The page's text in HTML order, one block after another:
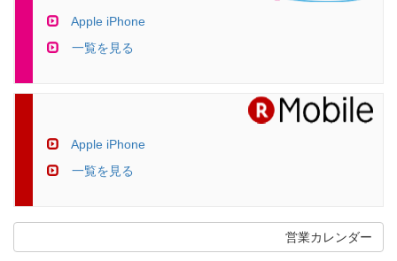
Apple iPhone
一覧を見る
Apple iPhone
一覧を見る
営業カレンダー